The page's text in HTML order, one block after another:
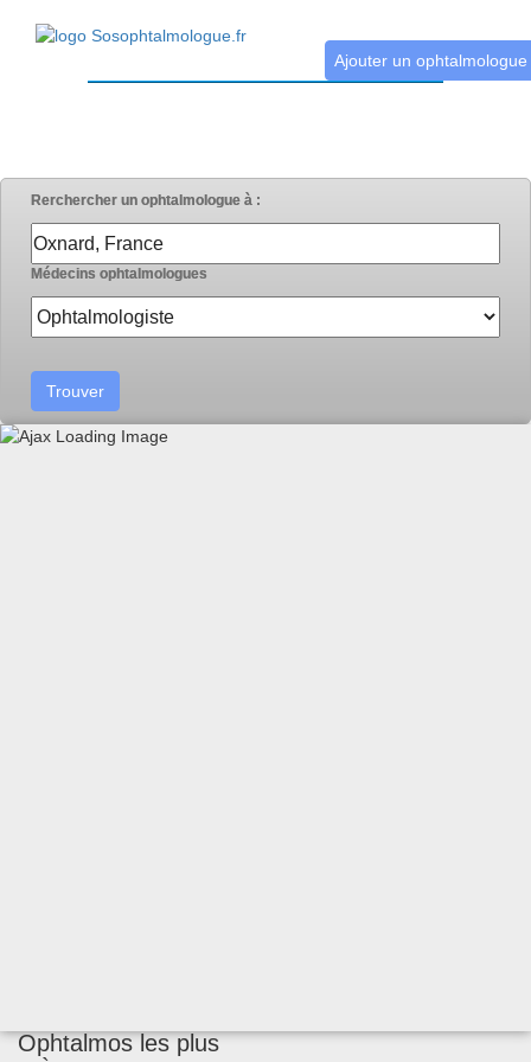
Ajouter un ophtalmologue
Rerchercher un ophtalmologue à :
Médecins ophtalmologues
Ophtalmos les plus